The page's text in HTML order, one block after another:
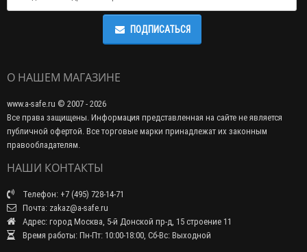
ПОДПИСАТЬСЯ
О НАШЕМ МАГАЗИНЕ
www.a-safe.ru © 2007 - 2026
Все права защищены. Информация представленная на сайте не является
публичной офертой. Все торговые марки принадлежат их законным
правообладателям.
НАШИ КОНТАКТЫ
Телефон: +7 (495) 728-14-71
Почта: zakaz@a-safe.ru
Адрес: город Москва, 5-й Донской пр-д, 15 строение 11
Время работы: Пн-Пт: 10:00-18:00, Сб-Вс: Выходной